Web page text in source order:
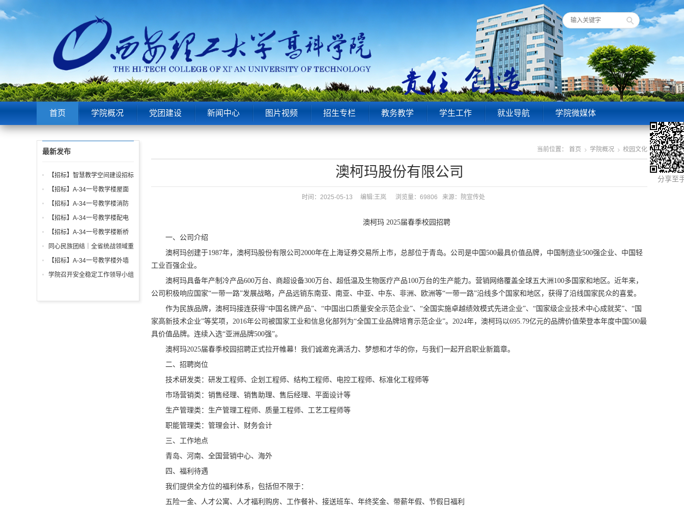
首页 学院概况 党团建设 新闻中心 图片视频 招生专栏 教务教学 学生工作 就业导航 学院微媒体
当前位置： 首页 学院概况 校园文化
分享至
澳柯玛股份有限公司
时间：2025-05-13 编辑:王岚 浏览量：69806 来源：院宣传处
澳柯玛 2025届春季校园招聘
一、公司介绍
澳柯玛创建于1987年，澳柯玛股份有限公司2000年在上海证券交易所上市，总部位于青岛。公司是中国500最具价值品牌，中国制造业500强企业、中国轻
工业百强企业。
澳柯玛具备年产制冷产品600万台、商超设备300万台、超低温及生物医疗产品100万台的生产能力。营销网络覆盖全球五大洲100多国家和地区。近年来，
公司积极响应国家“一带一路”发展战略，产品远销东南亚、南亚、中亚、中东、非洲、欧洲等“一带一路”沿线多个国家和地区，获得了沿线国家民众的喜爱。
作为民族品牌，澳柯玛接连获得“中国名牌产品”、“中国出口质量安全示范企业”、“全国实施卓越绩效模式先进企业”、“国家级企业技术中心成就奖”、“国
家高新技术企业”等奖项，2016年公司被国家工业和信息化部列为“全国工业品牌培育示范企业”。2024年，澳柯玛以695.79亿元的品牌价值荣登本年度中国500最
具价值品牌。连续入选“亚洲品牌500强”。
澳柯玛2025届春季校园招聘正式拉开帷幕！我们诚邀充满活力、梦想和才华的你，与我们一起开启职业新篇章。
二、招聘岗位
技术研发类：研发工程师、企划工程师、结构工程师、电控工程师、标准化工程师等
市场营销类：销售经理、销售助理、售后经理、平面设计等
生产管理类：生产管理工程师、质量工程师、工艺工程师等
职能管理类：管理会计、财务会计
三、工作地点
青岛、河南、全国营销中心、海外
四、福利待遇
我们提供全方位的福利体系，包括但不限于：
五险一金、人才公寓、人才福利购房、工作餐补、接送班车、年终奖金、带薪年假、节假日福利
最新发布
【招标】智慧教学空间建设招标
公告
【招标】A-34一号教学楼屋面
找坡层及保温层工程招标公告
【招标】A-34一号教学楼消防
给水、电气、通风系统与防火门
调试工程招标公告
【招标】A-34一号教学楼配电
箱、柜采购招标文件
【招标】A-34一号教学楼断桥
铝合金窗深化设计、制作安装招
标公告
同心民族团结｜全省统战领域重
点工作推进会召开
【招标】A-34一号教学楼外墙
保温及饰面工程招标公告
学院召开安全稳定工作领导小组
校园安全工作